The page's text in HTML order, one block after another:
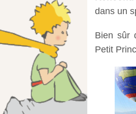
dans un
Bien sûr
Petit